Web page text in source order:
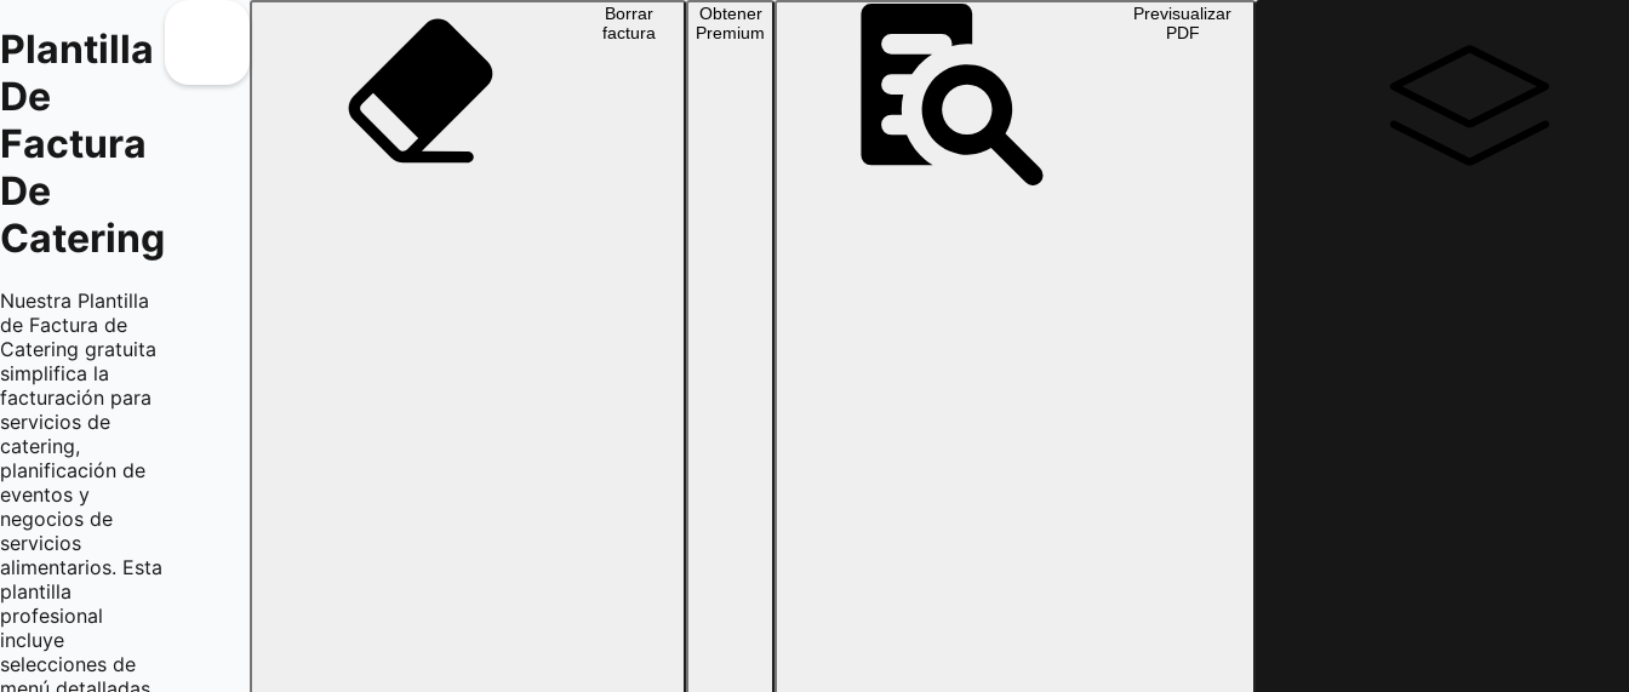
Plantilla
De
Factura
De
Catering
Nuestra Plantilla
de Factura de
Catering gratuita
simplifica la
facturación para
servicios de
catering,
planificación de
eventos y
negocios de
servicios
alimentarios. Esta
plantilla
profesional
incluye
selecciones de
Borrar
factura
Obtener
Premium
Previsualizar
PDF